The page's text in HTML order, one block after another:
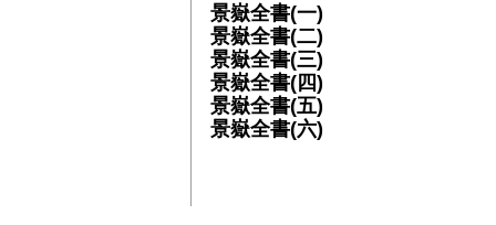
景嶽全書(一)
景嶽全書(二)
景嶽全書(三)
景嶽全書(四)
景嶽全書(五)
景嶽全書(六)